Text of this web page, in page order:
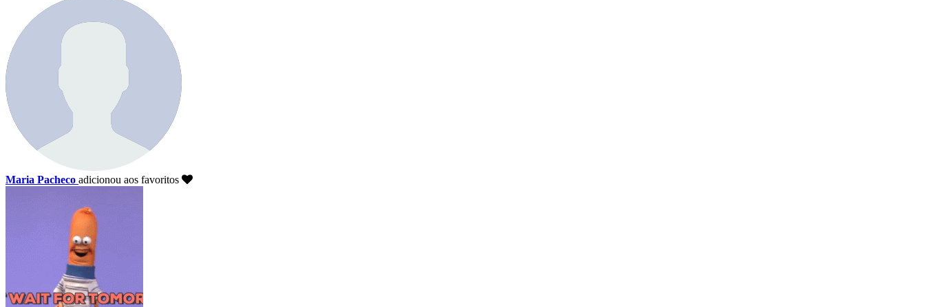
Maria Pacheco adicionou aos favoritos